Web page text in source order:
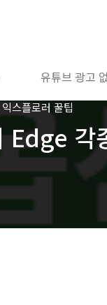
유튜브 광고
스플로러 꿀팁
Edge 각